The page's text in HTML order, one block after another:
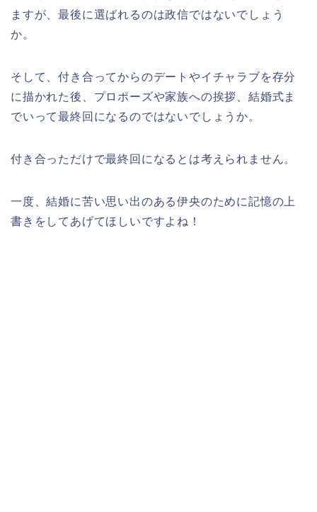
ますが、最後に選ばれるのは政信ではないでしょう
か。
そして、付き合ってからのデートやイチャラブを存分
に描かれた後、プロポーズや家族への挨拶、結婚式ま
でいって最終回になるのではないでしょうか。
付き合っただけで最終回になるとは考えられません。
一度、結婚に苦い思い出のある伊央のために記憶の上
書きをしてあげてほしいですよね！